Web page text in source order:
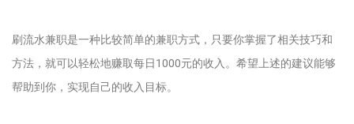
刷流水兼职是一种比较简单的兼职方式，只要你掌握了相关技巧和
方法，就可以轻松地赚取每日1000元的收入。希望上述的建议能够
帮助到你，实现自己的收入目标。